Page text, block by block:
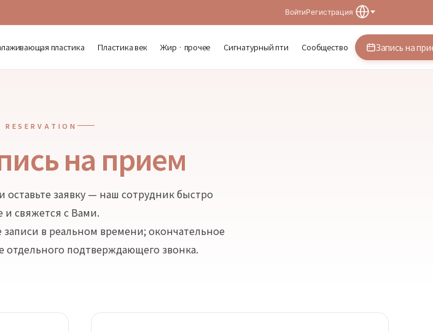
ВойтиРегистрация
пластика Пластика век Жир · прочее Сигнатурный пти Сообщество Запись на
RESERVATION
на прием
заявку — наш сотрудник быстро
и свяжется с Вами.
в реальном времени; окончательное
отдельного подтверждающего звонка.